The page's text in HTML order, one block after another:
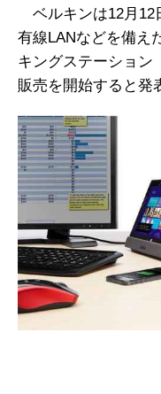
ベルキンは12月12
有線LANなどを備え
キングステーション
販売を開始すると発